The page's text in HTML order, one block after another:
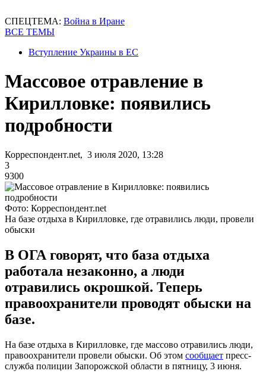
СПЕЦТЕМА: Война в Иране
ВСЕ ТЕМЫ
Вступление Украины в ЕС
Массовое отравление в
Кирилловке: появились
подробности
Корреспондент.net, 3 июля 2020, 13:28
3
9300
Фото: Корреспондент.net
На базе отдыха в Кирилловке, где отравились люди, провели
обыски
В ОГА говорят, что база отдыха
работала незаконно, а люди
отравились окрошкой. Теперь
правоохранители проводят обыски на
базе.
На базе отдыха в Кирилловке, где массово отравились люди,
правоохранители провели обыски. Об этом сообщает пресс-
служба полиции Запорожской области в пятницу, 3 июня.